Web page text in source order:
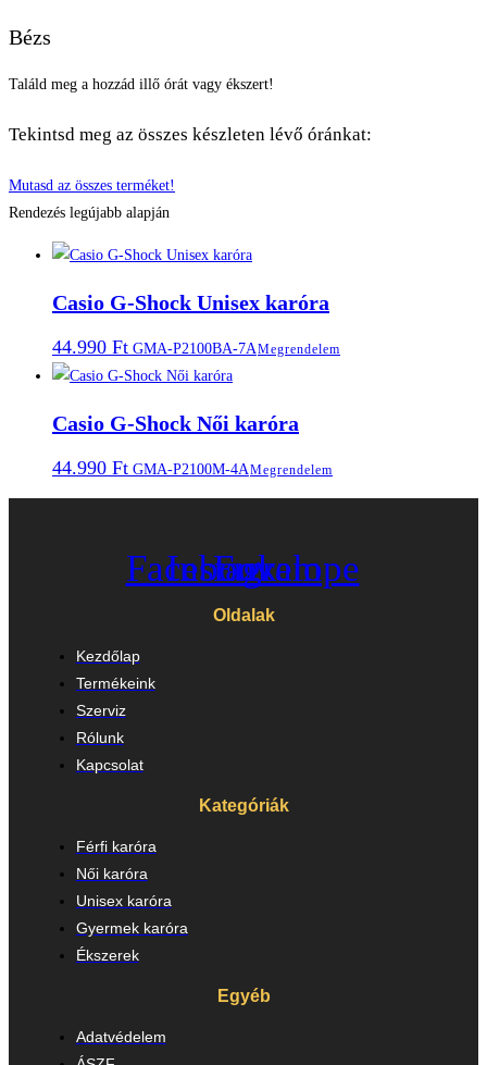
Bézs
Találd meg a hozzád illő órát vagy ékszert!
Tekintsd meg az összes készleten lévő óránkat:
Mutasd az összes terméket!
Rendezés legújabb alapján
Casio G-Shock Unisex karóra
44.990 Ft GMA-P2100BA-7AMegrendelem
Casio G-Shock Női karóra
44.990 Ft GMA-P2100M-4AMegrendelem
Facebook
Instagram
Envelope
Oldalak
Kezdőlap
Termékeink
Szerviz
Rólunk
Kapcsolat
Kategóriák
Férfi karóra
Női karóra
Unisex karóra
Gyermek karóra
Ékszerek
Egyéb
Adatvédelem